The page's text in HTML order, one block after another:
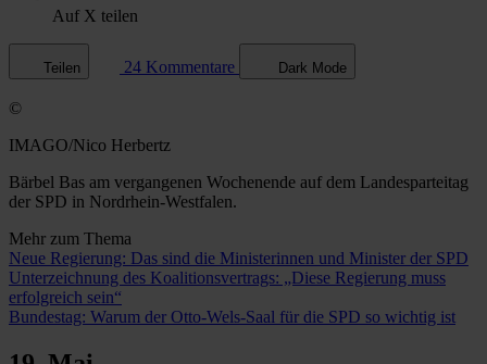
Auf X teilen
Teilen 24 Kommentare Dark Mode
©
IMAGO/Nico Herbertz
Bärbel Bas am vergangenen Wochenende auf dem Landesparteitag
der SPD in Nordrhein-Westfalen.
Mehr zum Thema
Neue Regierung: Das sind die Ministerinnen und Minister der SPD
Unterzeichnung des Koalitionsvertrags: „Diese Regierung muss
erfolgreich sein“
Bundestag: Warum der Otto-Wels-Saal für die SPD so wichtig ist